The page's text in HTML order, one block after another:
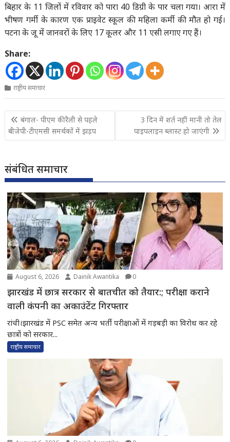
बिहार के 11 जिलों में रविवार को पारा 40 डिग्री के पार चला गया। आरा में
भीषण गर्मी के कारण एक प्राइवेट स्कूल की महिला कर्मी की मौत हो गई।
पटना के जू में जानवरों के लिए 17 कूलर और 11 एसी लगाए गए हैं।
Share:
राष्ट्रीय समाचार
Post
navigation
बंगाल- पीएम की रैली से पहले
बीजेपी-टीएमसी समर्थकों में झड़प
3 दिन में शर्त नहीं मानी तो तेल
पाइपलाइन ब्लास्ट हो जाएंगी
संबंधित समाचार
August 6, 2026 Dainik Awantika 0
झारखंड में छात्र सरकार से बातचीत को तैयार:; परीक्षा कराने
वाली कंपनी का अकाउंटेंट गिरफ्तार
रांची।झारखंड में PSC समेत अन्य भर्ती परीक्षाओं में गड़बड़ी का विरोध कर रहे
छात्रों को सरकार...
राष्ट्रीय समाचार